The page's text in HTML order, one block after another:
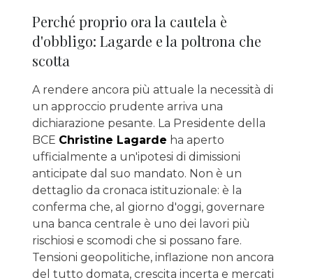
Perché proprio ora la cautela è
d'obbligo: Lagarde e la poltrona che
scotta
A rendere ancora più attuale la necessità di
un approccio prudente arriva una
dichiarazione pesante. La Presidente della
BCE Christine Lagarde ha aperto
ufficialmente a un'ipotesi di dimissioni
anticipate dal suo mandato. Non è un
dettaglio da cronaca istituzionale: è la
conferma che, al giorno d'oggi, governare
una banca centrale è uno dei lavori più
rischiosi e scomodi che si possano fare.
Tensioni geopolitiche, inflazione non ancora
del tutto domata, crescita incerta e mercati